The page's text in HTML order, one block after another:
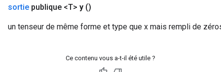
sortie publique <T> y ()
un tenseur de même forme et type que x mais rempli de
Ce contenu vous a-t-il été utile ?